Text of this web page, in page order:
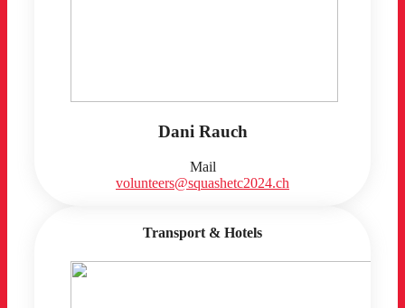
Dani Rauch
Mail
volunteers@squashetc2024.ch
Transport & Hotels